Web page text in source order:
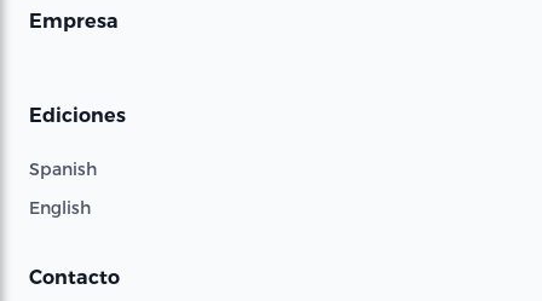
Empresa
Ediciones
Spanish
English
Contacto